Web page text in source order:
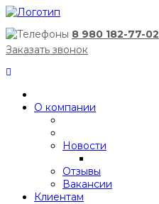
8 980 182-77-02
Заказать звонок
О компании
Новости
Отзывы
Вакансии
Клиентам